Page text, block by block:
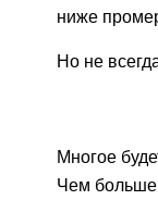
ниже
Но не
Многое
Чем больше